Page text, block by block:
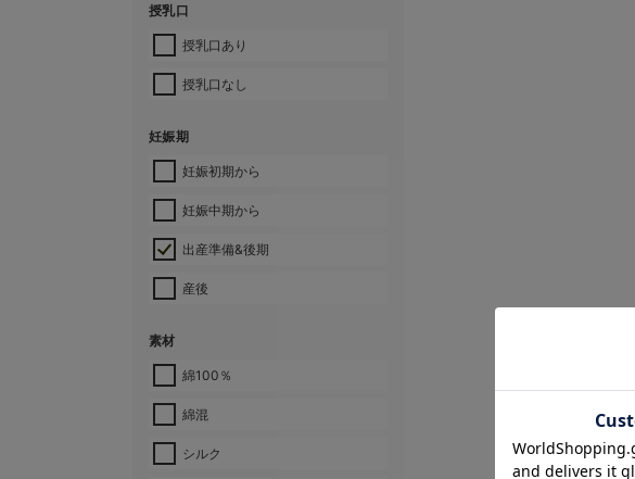
授乳口
授乳口あり
授乳口なし
妊娠期
妊娠初期から
妊娠中期から
出産準備&後期
産後
素材
綿100％
綿混
シルク